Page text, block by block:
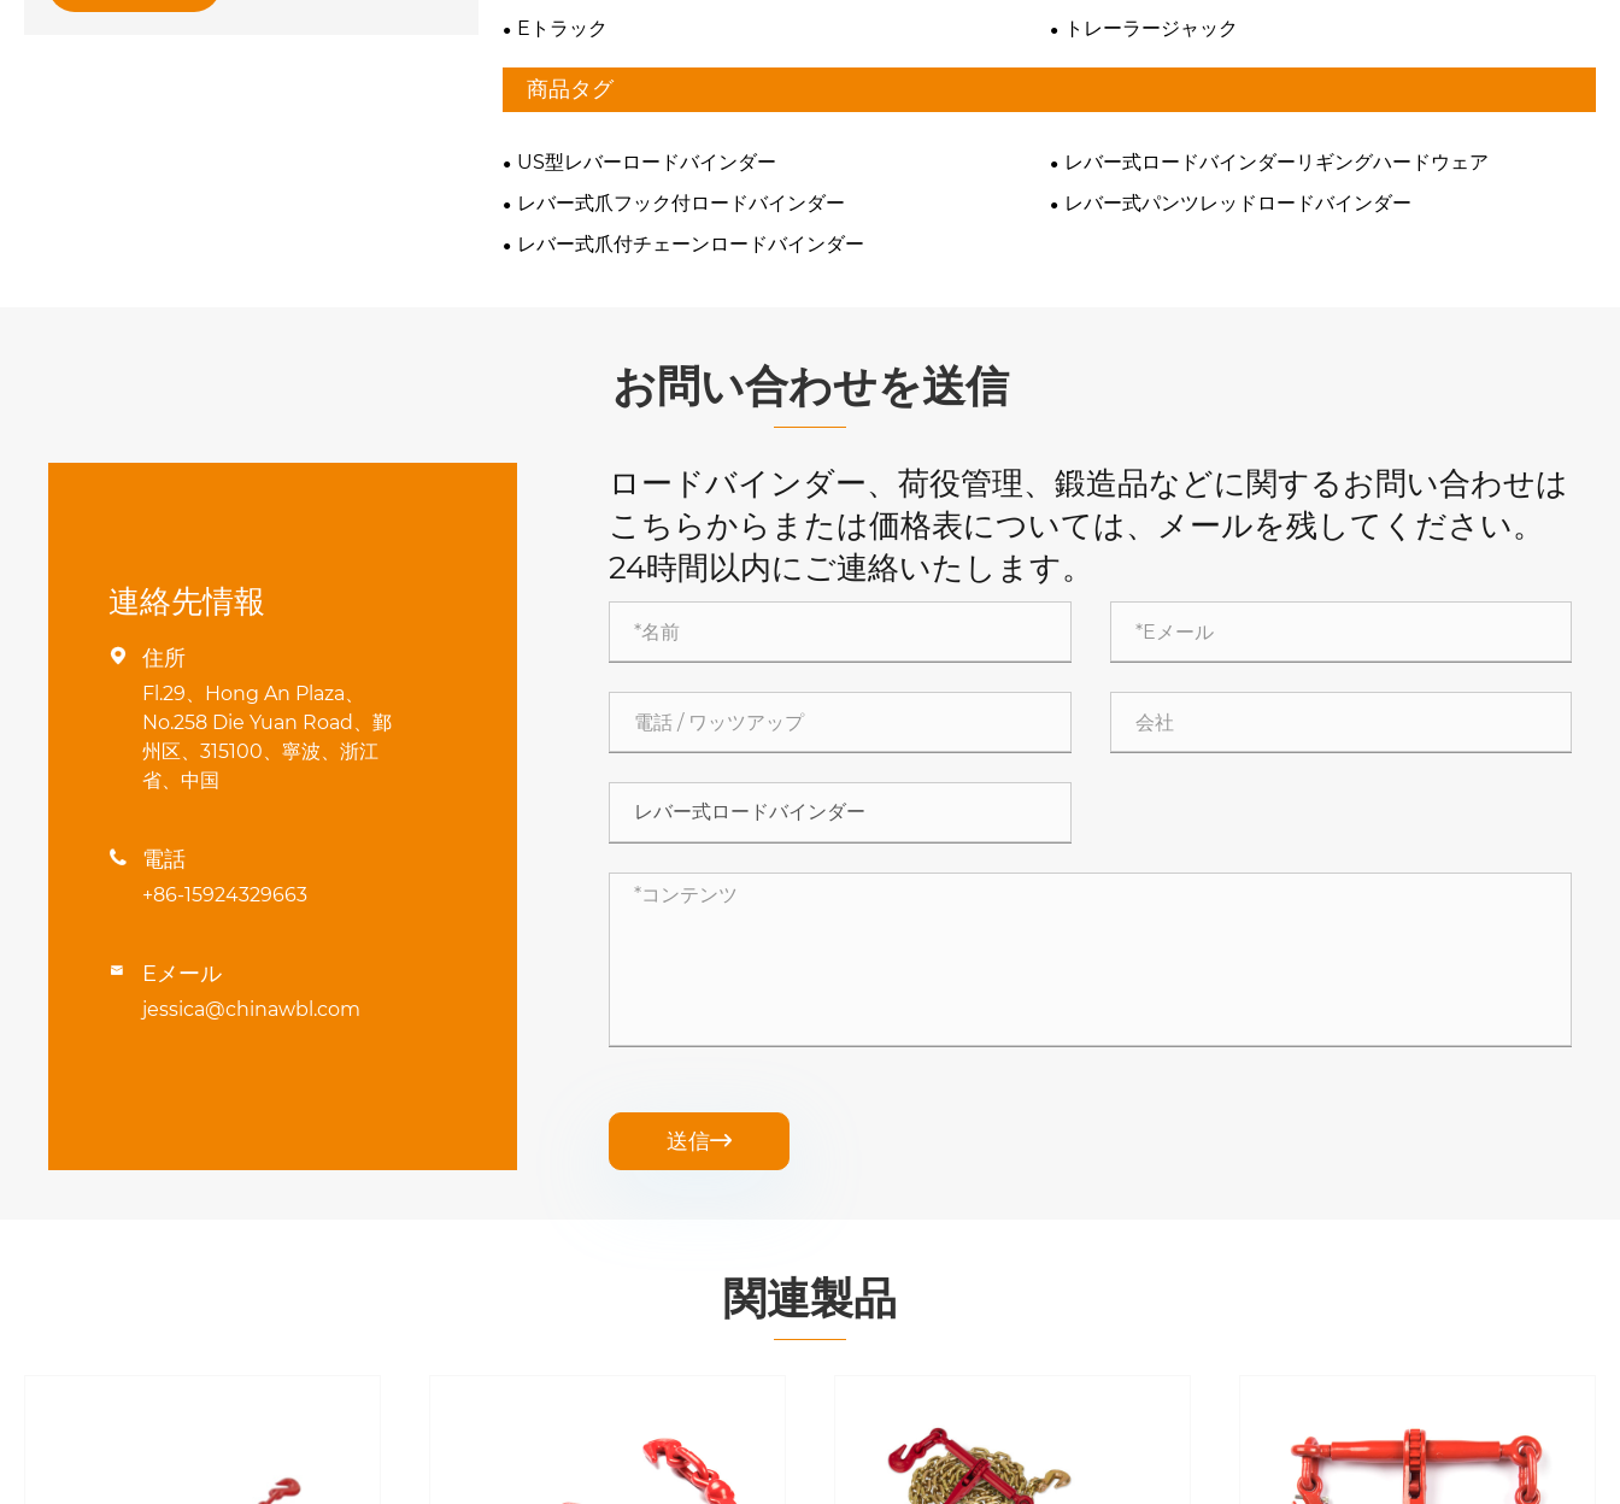
Eトラック
トレーラージャック
商品タグ
US型レバーロードバインダー
レバー式ロードバインダーリギングハードウェア
レバー式爪フック付ロードバインダー
レバー式パンツレッドロードバインダー
レバー式爪付チェーンロードバインダー
お問い合わせを送信
連絡先情報
 住所
Fl.29、Hong An Plaza、
No.258 Die Yuan Road、鄞
州区、315100、寧波、浙江
省、中国
 電話
+86-15924329663
 Eメール
jessica@chinawbl.com
ロードバインダー、荷役管理、鍛造品などに関するお問い合わせは
こちらからまたは価格表については、メールを残してください。
24時間以内にご連絡いたします。
送信
関連製品